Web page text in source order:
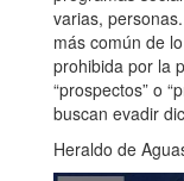
varias,
más común de
prohibida por la
“prospectos” o
buscan evadir
Heraldo de